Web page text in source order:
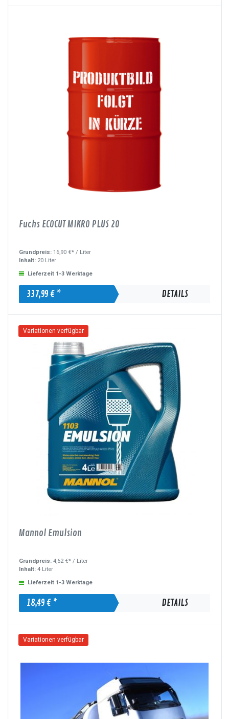
Fuchs ECOCUT MIKRO PLUS 20
Grundpreis: 16,90 €* / Liter
Inhalt: 20 Liter
Lieferzeit 1-3 Werktage
337,99 € * DETAILS
Variationen verfügbar
Mannol Emulsion
Grundpreis:4,62 €* / Liter
Inhalt: 4 Liter
Lieferzeit 1-3 Werktage
18,49 € * DETAILS
Variationen verfügbar